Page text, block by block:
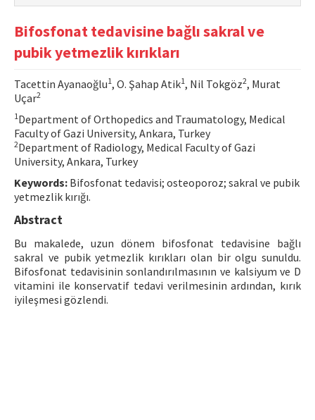
Issues and Articles
Editorial Board
Instructions
Aims and Scope
Contact Us
E-ISSN: 2687-4792
Bifosfonat tedavisine bağlı sakral ve
pubik yetmezlik kırıkları
Tacettin Ayanaoğlu1, O. Şahap Atik1, Nil Tokgöz2, Murat
Uçar2
1 Department of Orthopedics and Traumatology, Medical
Faculty of Gazi University, Ankara, Turkey
2Department of Radiology, Medical Faculty of Gazi
University, Ankara, Turkey
Keywords: Bifosfonat tedavisi; osteoporoz; sakral ve pubik
yetmezlik kırığı.
Abstract
Bu makalede, uzun dönem bifosfonat tedavisine bağlı
sakral ve pubik yetmezlik kırıkları olan bir olgu sunuldu.
Bifosfonat tedavisinin sonlandırılmasının ve kalsiyum ve D
vitamini ile konservatif tedavi verilmesinin ardından, kırık
iyileşmesi gözlendi.